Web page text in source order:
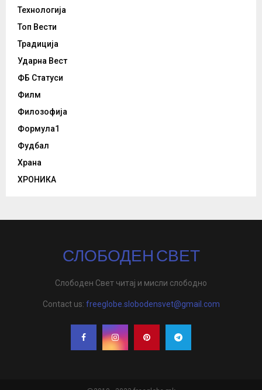
Технологија
Топ Вести
Традиција
Ударна Вест
ФБ Статуси
Филм
Филозофија
Формула1
Фудбал
Храна
ХРОНИКА
СЛОБОДЕН СВЕТ
Слободен Свет читај и мисли слободно
Contact us: freeglobe.slobodensvet@gmail.com